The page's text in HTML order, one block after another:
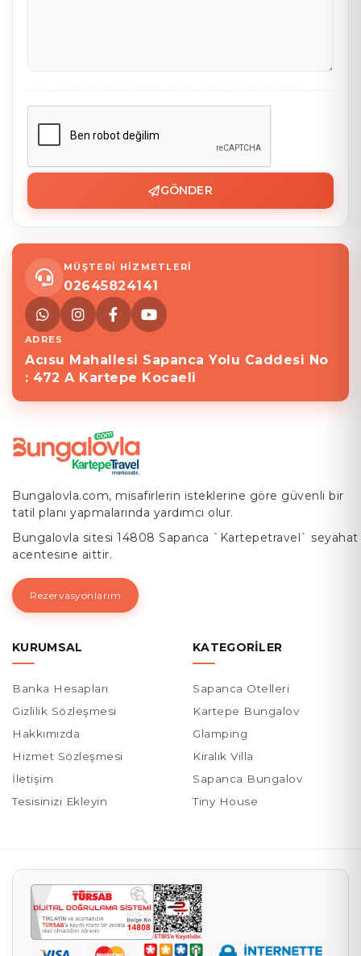
GÖNDER
MÜŞTERİ HİZMETLERİ
02645824141
ADRES
Acısu Mahallesi Sapanca Yolu Caddesi No
: 472 A Kartepe Kocaeli
Bungalovla.com, misafirlerin isteklerine göre güvenli bir
tatil planı yapmalarında yardımcı olur.
Bungalovla sitesi 14808 Sapanca `Kartepetravel` seyahat
acentesine aittir.
Rezervasyonlarım
KURUMSAL
Banka Hesapları
Gizlilik Sözleşmesi
Hakkımızda
Hizmet Sözleşmesi
İletişim
Tesisinizi Ekleyin
KATEGORILER
Sapanca Otelleri
Kartepe Bungalov
Glamping
Kiralık Villa
Sapanca Bungalov
Tiny House